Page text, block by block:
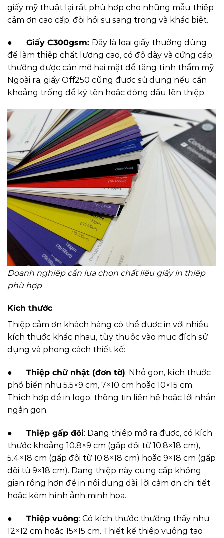
giấy mỹ thuật lại rất phù hợp cho những mẫu thiệp
cảm ơn cao cấp, đòi hỏi sự sang trọng và khác biệt.
● Giấy C300gsm: Đây là loại giấy thường dùng
để làm thiệp chất lượng cao, có độ dày và cứng cáp,
thường được cán mờ hai mặt để tăng tính thẩm mỹ.
Ngoài ra, giấy Off250 cũng được sử dụng nếu cần
khoảng trống để ký tên hoặc đóng dấu lên thiệp.
Doanh nghiệp cần lựa chọn chất liệu giấy in thiệp
phù hợp
Kích thước
Thiệp cảm ơn khách hàng có thể được in với nhiều
kích thước khác nhau, tùy thuộc vào mục đích sử
dụng và phong cách thiết kế:
● Thiệp chữ nhật (đơn tờ): Nhỏ gọn, kích thước
phổ biến như 5.5×9 cm, 7×10 cm hoặc 10×15 cm.
Thích hợp để in logo, thông tin liên hệ hoặc lời nhắn
ngắn gọn.
● Thiệp gấp đôi: Dạng thiệp mở ra được, có kích
thước khoảng 10.8×9 cm (gấp đôi từ 10.8×18 cm),
5.4×18 cm (gấp đôi từ 10.8×18 cm) hoặc 9×18 cm (gấp
đôi từ 9×18 cm). Dạng thiệp này cung cấp không
gian rộng hơn để in nội dung dài, lời cảm ơn chi tiết
hoặc kèm hình ảnh minh họa.
● Thiệp vuông: Có kích thước thường thấy như
12×12 cm hoặc 15×15 cm. Thiết kế thiệp vuông tạo